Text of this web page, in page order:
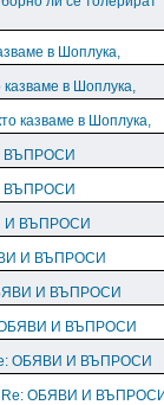
в Шоплука,
казваме в Шоплука,
казваме в Шоплука,
ВЪПРОСИ
ВЪПРОСИ
И ВЪПРОСИ
И ВЪПРОСИ
И ВЪПРОСИ
ОБЯВИ И ВЪПРОСИ
ОБЯВИ И ВЪПРОСИ
Re: ОБЯВИ И